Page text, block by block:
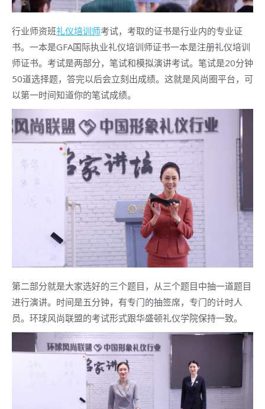
行业师资班礼仪培训师考试，考取的证书是行业内的专业证
书。一本是GFA国际执业礼仪培训师证书一本是注册礼仪培训
师证书。考试是两部分，笔试和模拟演讲考试。笔试是20分钟
50道选择题，答完以后会立刻出成绩。这就是风尚圈平台，可
以第一时间知道你的笔试成绩。
第二部分就是大家选好的三个题目，从三个题目中抽一道题目
进行演讲。时间是五分钟，有专门的抽签席，专门的计时人
员。环球风尚联盟的考试形式跟华盛顿礼仪学院保持一致。